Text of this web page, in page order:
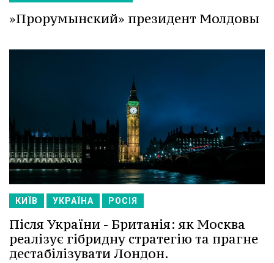
»Прорумынский» президент Молдовы
КИЇВ УКРАЇНА РОСІЯ
Після України - Британія: як Москва
реалізує гібридну стратегію та прагне
дестабілізувати Лондон.